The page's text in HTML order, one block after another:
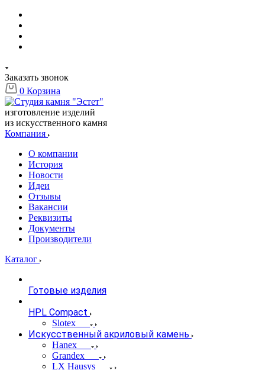
Заказать звонок
0 Корзина
изготовление изделий
из искусственного камня
Компания
О компании
История
Новости
Идеи
Отзывы
Вакансии
Реквизиты
Документы
Производители
Каталог
Готовые изделия
HPL Compact
Slotex
Искусственный акриловый камень
Hanex
Grandex
LX Hausys